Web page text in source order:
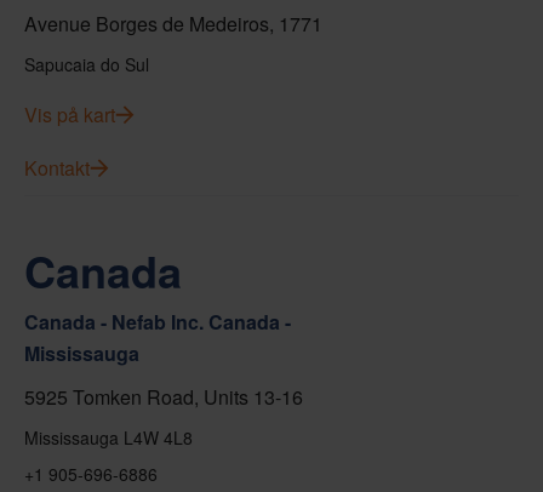
Avenue Borges de Medeiros, 1771
Sapucaia do Sul
Vis på kart
Kontakt
Canada
Canada - Nefab Inc. Canada -
Mississauga
5925 Tomken Road, Units 13-16
Mississauga L4W 4L8
+1 905-696-6886